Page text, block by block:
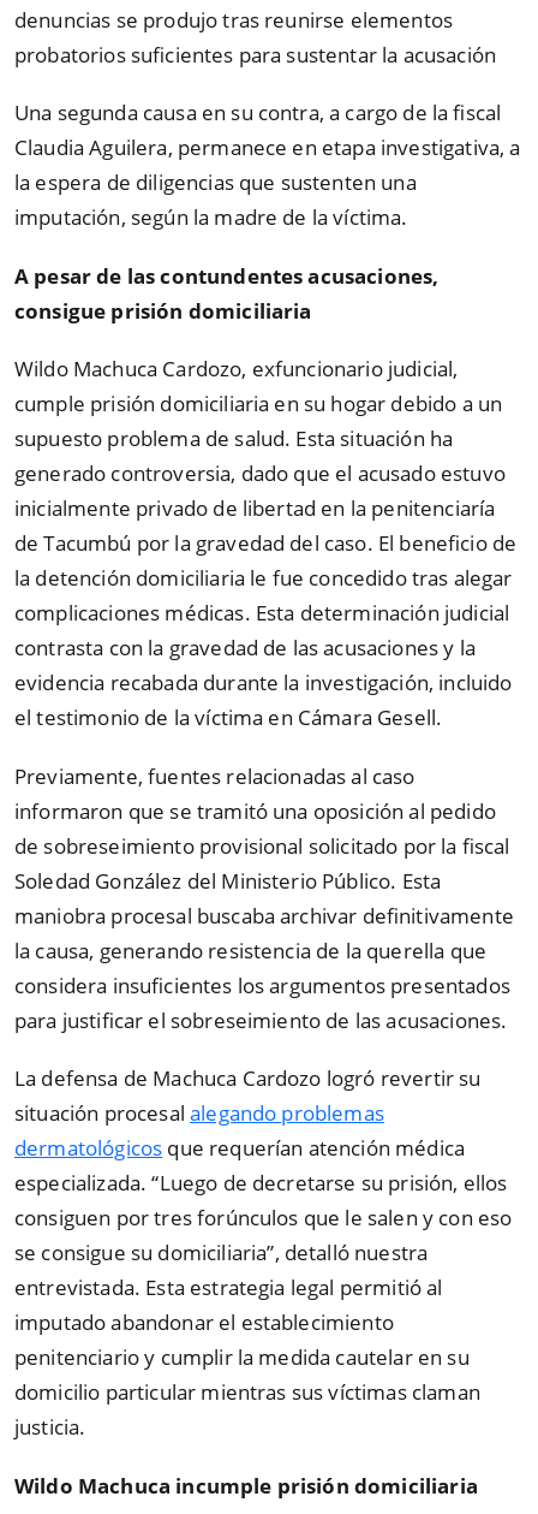
denuncias se produjo tras reunirse elementos
probatorios suficientes para sustentar la acusación
Una segunda causa en su contra, a cargo de la fiscal
Claudia Aguilera, permanece en etapa investigativa, a
la espera de diligencias que sustenten una
imputación, según la madre de la víctima.
A pesar de las contundentes acusaciones,
consigue prisión domiciliaria
Wildo Machuca Cardozo, exfuncionario judicial,
cumple prisión domiciliaria en su hogar debido a un
supuesto problema de salud. Esta situación ha
generado controversia, dado que el acusado estuvo
inicialmente privado de libertad en la penitenciaría
de Tacumbú por la gravedad del caso. El beneficio de
la detención domiciliaria le fue concedido tras alegar
complicaciones médicas. Esta determinación judicial
contrasta con la gravedad de las acusaciones y la
evidencia recabada durante la investigación, incluido
el testimonio de la víctima en Cámara Gesell.
Previamente, fuentes relacionadas al caso
informaron que se tramitó una oposición al pedido
de sobreseimiento provisional solicitado por la fiscal
Soledad González del Ministerio Público. Esta
maniobra procesal buscaba archivar definitivamente
la causa, generando resistencia de la querella que
considera insuficientes los argumentos presentados
para justificar el sobreseimiento de las acusaciones.
La defensa de Machuca Cardozo logró revertir su
situación procesalalegando problemas
dermatológicos que requerían atención médica
especializada.“Luego de decretarse su prisión, ellos
consiguen por tres forúnculos que le salen y con eso
se consigue su domiciliaria”, detalló nuestra
entrevistada. Esta estrategia legal permitió al
imputado abandonar el establecimiento
penitenciario y cumplir la medida cautelar en su
domicilio particular mientras sus víctimas claman
justicia.
Wildo Machuca incumple prisión domiciliaria